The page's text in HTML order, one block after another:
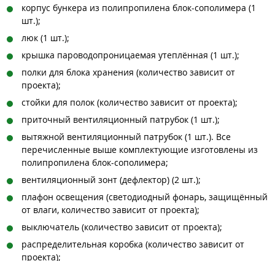
корпус бункера из полипропилена блок-сополимера (1
шт.);
люк (1 шт.);
крышка пароводопроницаемая утеплённая (1 шт.);
полки для блока хранения (количество зависит от
проекта);
стойки для полок (количество зависит от проекта);
приточный вентиляционный патрубок (1 шт.);
вытяжной вентиляционный патрубок (1 шт.). Все
перечисленные выше комплектующие изготовлены из
полипропилена блок-сополимера;
вентиляционный зонт (дефлектор) (2 шт.);
плафон освещения (светодиодный фонарь, защищённый
от влаги, количество зависит от проекта);
выключатель (количество зависит от проекта);
распределительная коробка (количество зависит от
проекта);